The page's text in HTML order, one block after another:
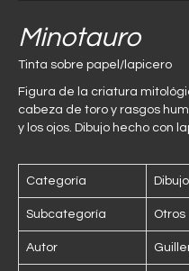
Minotauro
Tinta sobre papel/lapicero
Figura de la criatura
cabeza de toro y rasgos
y los ojos. Dibujo hecho con
Categoría
Subcategoría Otros
Autor